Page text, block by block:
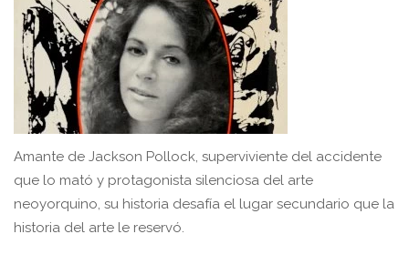
Amante de Jackson Pollock, superviviente del accidente
que lo mató y protagonista silenciosa del arte
neoyorquino, su historia desafía el lugar secundario que la
historia del arte le reservó.